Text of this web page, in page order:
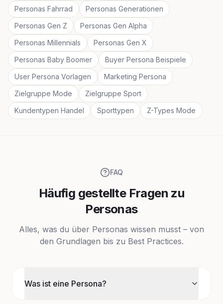
Personas Fahrrad
Personas Generationen
Personas Gen Z
Personas Gen Alpha
Personas Millennials
Personas Gen X
Personas Baby Boomer
Buyer Persona Beispiele
User Persona Vorlagen
Marketing Persona
Zielgruppe Mode
Zielgruppe Sport
Kundentypen Handel
Sporttypen Z-Types Mode
FAQ
Häufig gestellte Fragen zu
Personas
Alles, was du über Personas wissen musst – von
den Grundlagen bis zu Best Practices.
Was ist eine Persona?